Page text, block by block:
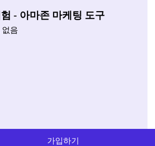
- 아마존 마케팅 도구
없음
가입하기